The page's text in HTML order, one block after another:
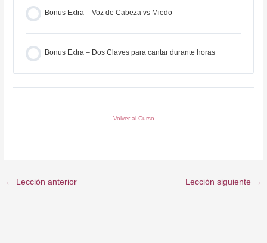
Bonus Extra – Voz de Cabeza vs Miedo
Bonus Extra – Dos Claves para cantar durante horas
Volver al Curso
← Lección anterior Lección siguiente →